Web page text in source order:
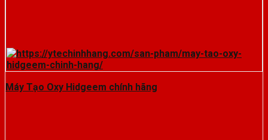
Máy Tạo Oxy Hidgeem chính hãng